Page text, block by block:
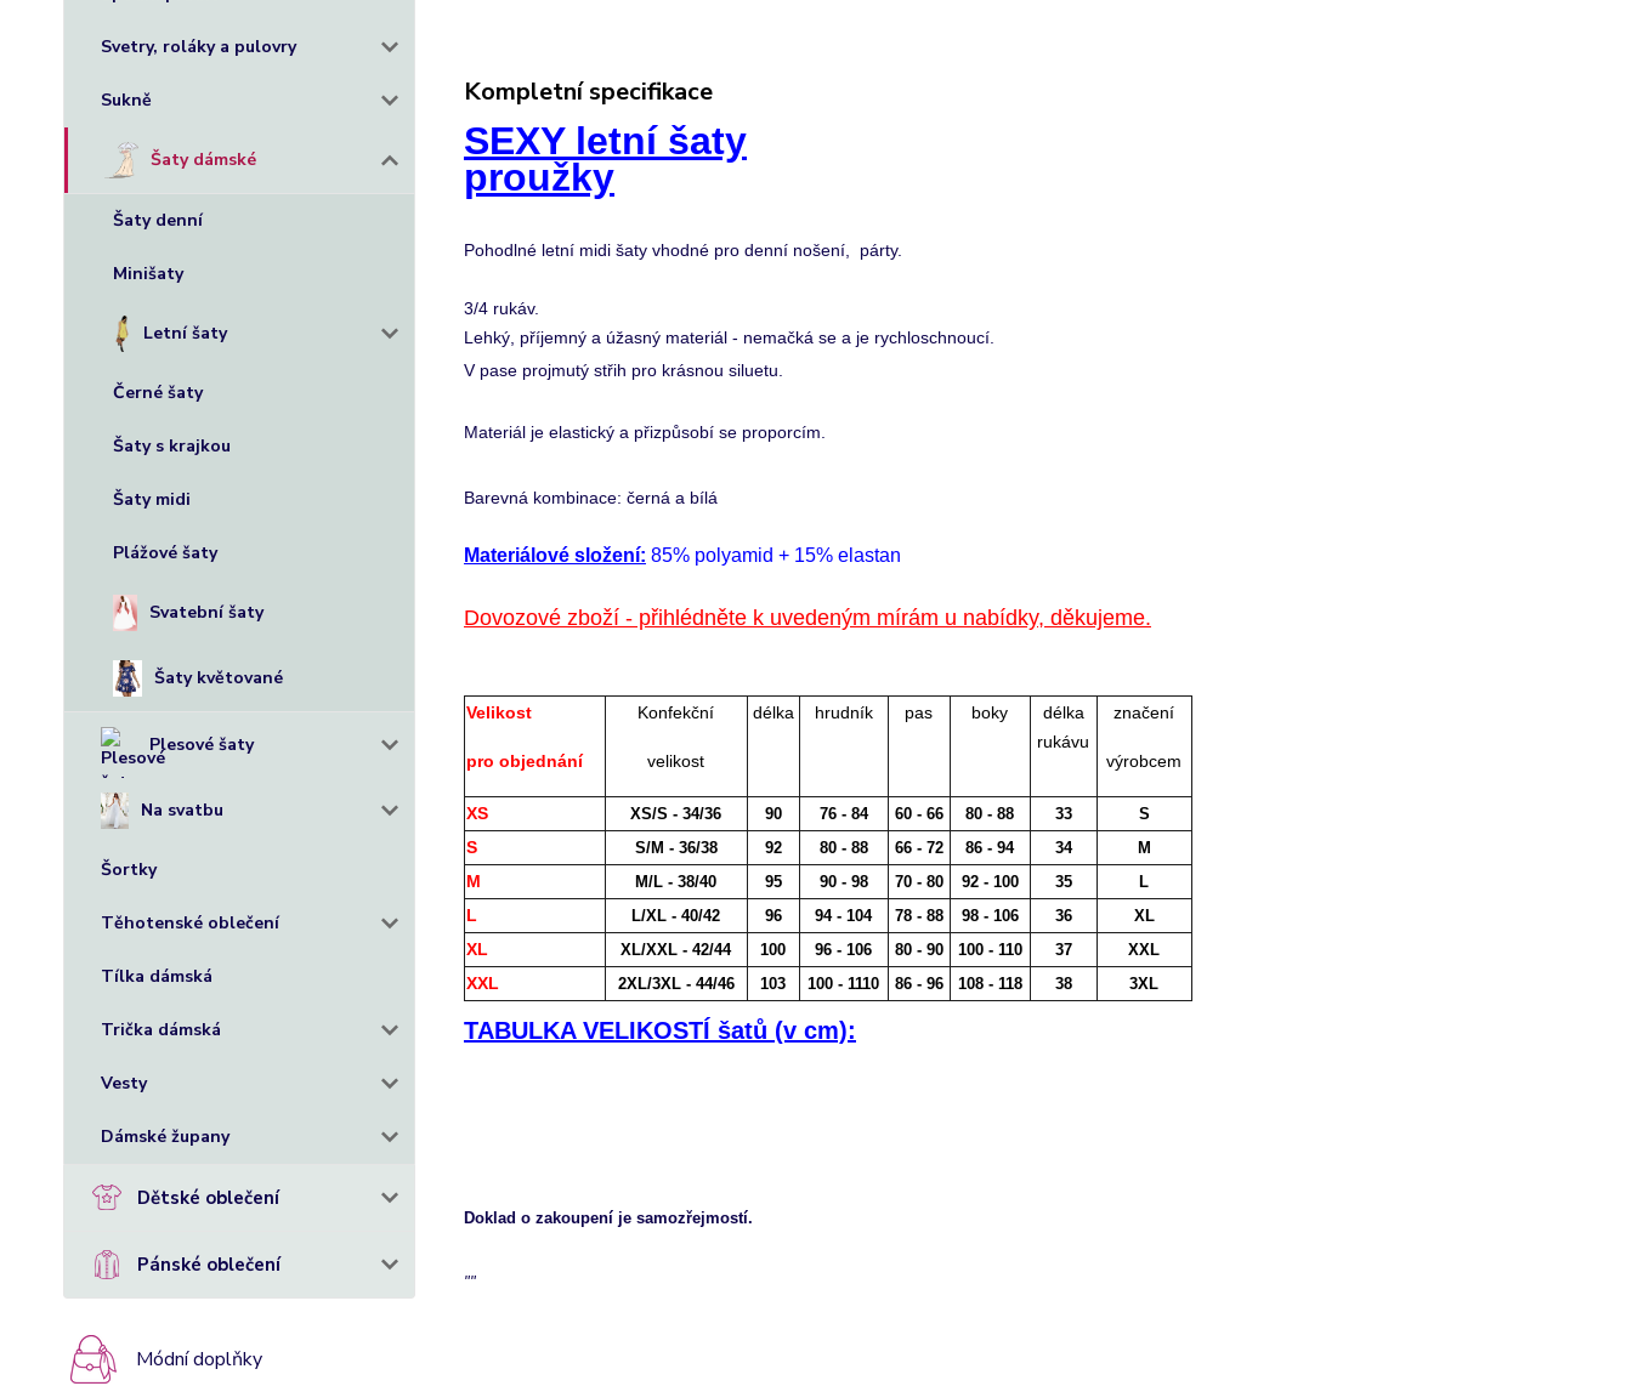
Svetry, roláky a pulovry
Sukně
Šaty dámské
Šaty denní
Minišaty
Letní šaty
Černé šaty
Šaty s krajkou
Šaty midi
Plážové šaty
Svatební šaty
Šaty květované
Plesové šaty
Na svatbu
Šortky
Těhotenské oblečení
Tílka dámská
Trička dámská
Vesty
Dámské župany
Dětské oblečení
Pánské oblečení
Módní doplňky
Kompletní specifikace
SEXY letní šaty
proužky
Pohodlné letní midi šaty vhodné pro denní nošení, párty.
3/4 rukáv.
Lehký, příjemný a úžasný materiál - nemačká se a je rychloschnoucí.
V pase projmutý střih pro krásnou siluetu.
Materiál je elastický a přizpůsobí se proporcím.
Barevná kombinace: černá a bílá
Materiálové složení: 85% polyamid + 15% elastan
Dovozové zboží - přihlédněte k uvedeným mírám u nabídky, děkujeme.
Velikost
pro objednání
Konfekční
velikost
délka hrudník pas boky
délka
rukávu
značení
výrobcem
TABULKA VELIKOSTÍ šatů (v cm):
XS XS/S - 34/36 90 76 - 84 60 - 66 80 - 88 33 S
S S/M - 36/38 92 80 - 88 66 - 72 86 - 94 34 M
M M/L - 38/40 95 90 - 98 70 - 80 92 - 100 35 L
L L/XL - 40/42 96 94 - 104 78 - 88 98 - 106 36 XL
XL XL/XXL - 42/44 100 96 - 106 80 - 90 100 - 110 37 XXL
XXL 2XL/3XL - 44/46 103 100 - 1110 86 - 96 108 - 118 38 3XL
Doklad o zakoupení je samozřejmostí.
""